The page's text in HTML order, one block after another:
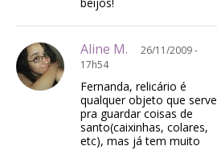
Aline M.
26/11/2009 -
17h54
Fernanda, relicário é
qualquer objeto que serve
pra guardar coisas de
santo(caixinhas, colares,
etc), mas já tem muito